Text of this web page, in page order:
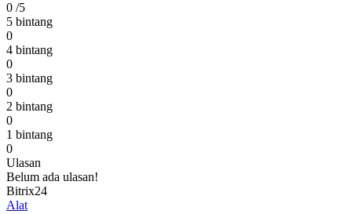
0 /5
5 bintang
0
4 bintang
0
3 bintang
0
2 bintang
0
1 bintang
0
Ulasan
Belum ada ulasan!
Bitrix24
Alat